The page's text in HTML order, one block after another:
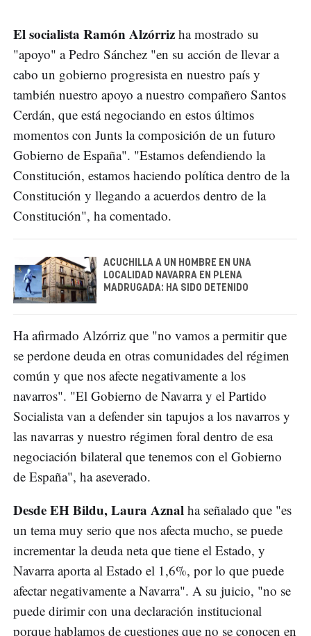
El socialista Ramón Alzórriz ha mostrado su
"apoyo" a Pedro Sánchez "en su acción de llevar a
cabo un gobierno progresista en nuestro país y
también nuestro apoyo a nuestro compañero Santos
Cerdán, que está negociando en estos últimos
momentos con Junts la composición de un futuro
Gobierno de España". "Estamos defendiendo la
Constitución, estamos haciendo política dentro de la
Constitución y llegando a acuerdos dentro de la
Constitución", ha comentado.
ACUCHILLA A UN HOMBRE EN UNA
LOCALIDAD NAVARRA EN PLENA
MADRUGADA: HA SIDO DETENIDO
Ha afirmado Alzórriz que "no vamos a permitir que
se perdone deuda en otras comunidades del régimen
común y que nos afecte negativamente a los
navarros". "El Gobierno de Navarra y el Partido
Socialista van a defender sin tapujos a los navarros y
las navarras y nuestro régimen foral dentro de esa
negociación bilateral que tenemos con el Gobierno
de España", ha aseverado.
Desde EH Bildu, Laura Aznal ha señalado que "es
un tema muy serio que nos afecta mucho, se puede
incrementar la deuda neta que tiene el Estado, y
Navarra aporta al Estado el 1,6%, por lo que puede
afectar negativamente a Navarra". A su juicio, "no se
puede dirimir con una declaración institucional
porque hablamos de cuestiones que no se conocen en